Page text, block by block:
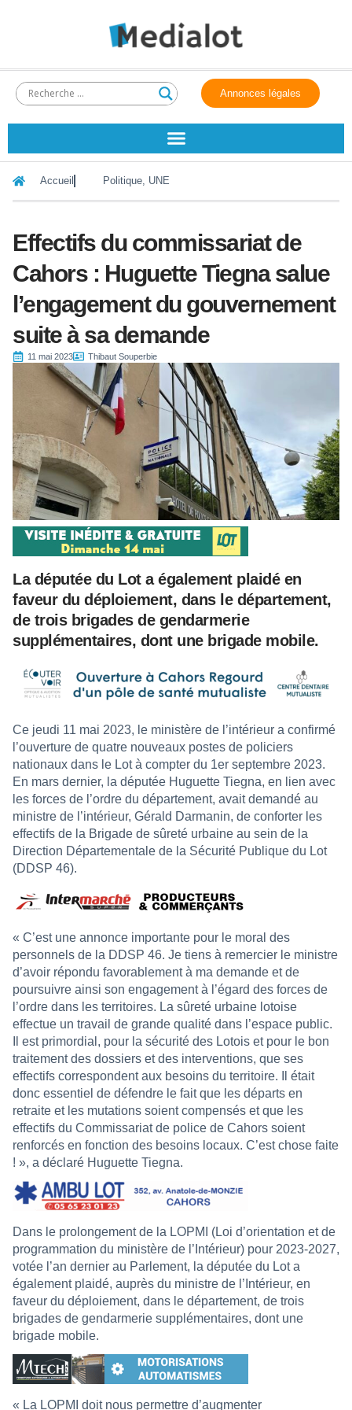
Annonces légales
Accueil Politique, UNE
Effectifs du commissariat de
Cahors : Huguette Tiegna salue
l’engagement du gouvernement
suite à sa demande
11 mai 2023 Thibaut Souperbie
La députée du Lot a également plaidé en
faveur du déploiement, dans le département,
de trois brigades de gendarmerie
supplémentaires, dont une brigade mobile.
Ce jeudi 11 mai 2023, le ministère de l’intérieur a confirmé
l’ouverture de quatre nouveaux postes de policiers
nationaux dans le Lot à compter du 1er septembre 2023.
En mars dernier, la députée Huguette Tiegna, en lien avec
les forces de l’ordre du département, avait demandé au
ministre de l’intérieur, Gérald Darmanin, de conforter les
effectifs de la Brigade de sûreté urbaine au sein de la
Direction Départementale de la Sécurité Publique du Lot
(DDSP 46).
« C’est une annonce importante pour le moral des
personnels de la DDSP 46. Je tiens à remercier le ministre
d’avoir répondu favorablement à ma demande et de
poursuivre ainsi son engagement à l’égard des forces de
l’ordre dans les territoires. La sûreté urbaine lotoise
effectue un travail de grande qualité dans l’espace public.
Il est primordial, pour la sécurité des Lotois et pour le bon
traitement des dossiers et des interventions, que ses
effectifs correspondent aux besoins du territoire. Il était
donc essentiel de défendre le fait que les départs en
retraite et les mutations soient compensés et que les
effectifs du Commissariat de police de Cahors soient
renforcés en fonction des besoins locaux. C’est chose faite
! », a déclaré Huguette Tiegna.
Dans le prolongement de la LOPMI (Loi d’orientation et de
programmation du ministère de l’Intérieur) pour 2023-2027,
votée l’an dernier au Parlement, la députée du Lot a
également plaidé, auprès du ministre de l’Intérieur, en
faveur du déploiement, dans le département, de trois
brigades de gendarmerie supplémentaires, dont une
brigade mobile.
« La LOPMI doit nous permettre d’augmenter